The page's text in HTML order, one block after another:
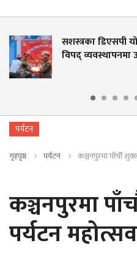
योग्य बस्नेत सम्मानित : सीमा
उत्कृष्ट योगदान
पर्यटन
गृहपृष्ठ पर्यटन कञ्चनपुरमा पाँचौँ
कञ्चनपुरमा
पर्यटन